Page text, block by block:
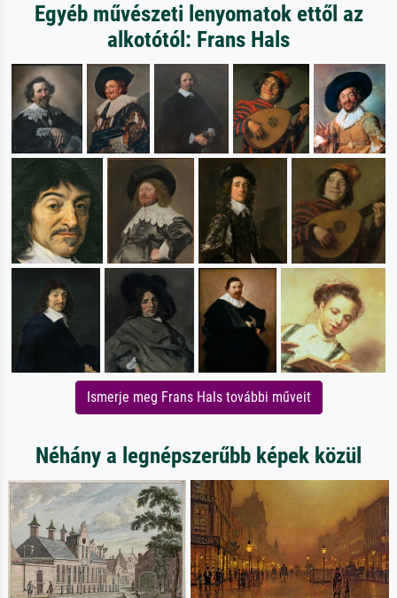
Egyéb művészeti lenyomatok ettől az
alkotótól: Frans Hals
Ismerje meg Frans Hals további műveit
Néhány a legnépszerűbb képek közül